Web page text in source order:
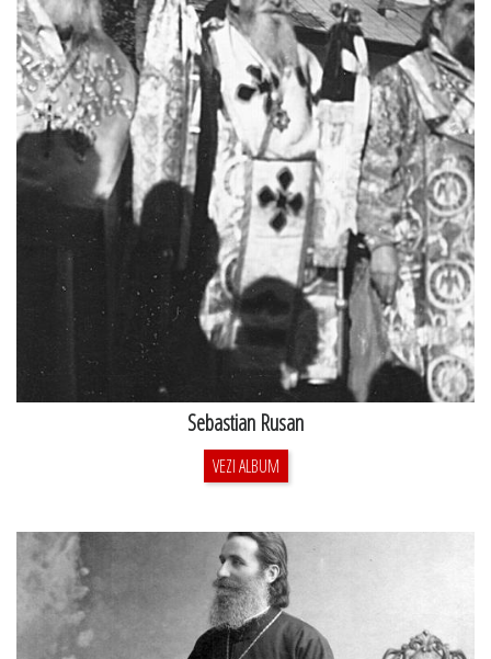
Sebastian Rusan
VEZI ALBUM